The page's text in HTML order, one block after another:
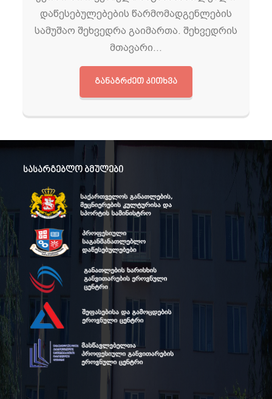
დაწესებულებების წარმომადგენლების
სამუშაო შეხვედრა გაიმართა. შეხვედრის
მთავარი…
ᲒᲐᲜᲐᲒᲠᲫᲔᲗ ᲙᲘᲗᲮᲕᲐ
სასარგებლო ბმულები